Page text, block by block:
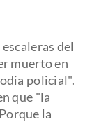
del
muerto en
policial".
que "la
la